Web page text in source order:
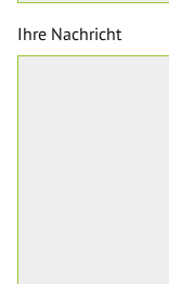
Ihre Nachricht